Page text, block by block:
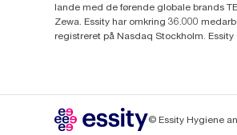
lande med de førende globale brands
Zewa. Essity har omkring 36.000
registreret på Nasdaq Stockholm.
© Essity Hygiene